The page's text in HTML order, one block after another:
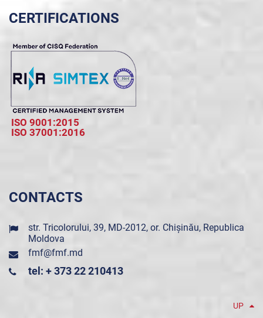
CERTIFICATIONS
ISO 9001:2015
ISO 37001:2016
CONTACTS
str. Tricolorului, 39, MD-2012, or. Chișinău, Republica
Moldova
fmf@fmf.md
tel: + 373 22 210413
UP